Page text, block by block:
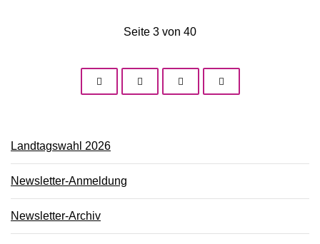
Seite 3 von 40
Landtagswahl 2026
Newsletter-Anmeldung
Newsletter-Archiv